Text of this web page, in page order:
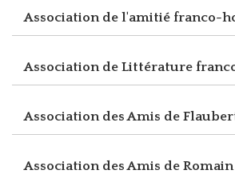
Association de l'amitié franco-
Association de Littérature
Association des Amis de
Association des Amis de